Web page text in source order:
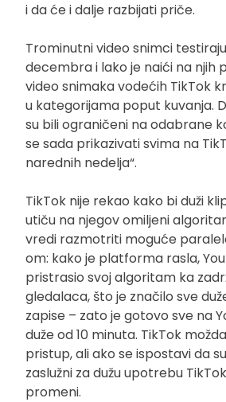
i da će i dalje razbijati priče.
Trominutni video snimci
decembra i lako je naići na njih
video snimaka vodećih TikTok
u kategorijama poput kuvanja.
su bili ograničeni na odabrane
se sada prikazivati svima na
narednih nedelja“.
TikTok nije rekao kako bi duži
utiču na njegov omiljeni
vredi razmotriti moguće
om: kako je platforma rasla,
pristrasio svoj algoritam ka
gledalaca, što je značilo sve
zapise – zato je gotovo sve na
duže od 10 minuta. TikTok
pristup, ali ako se ispostavi da
zaslužni za dužu upotrebu
promeni.